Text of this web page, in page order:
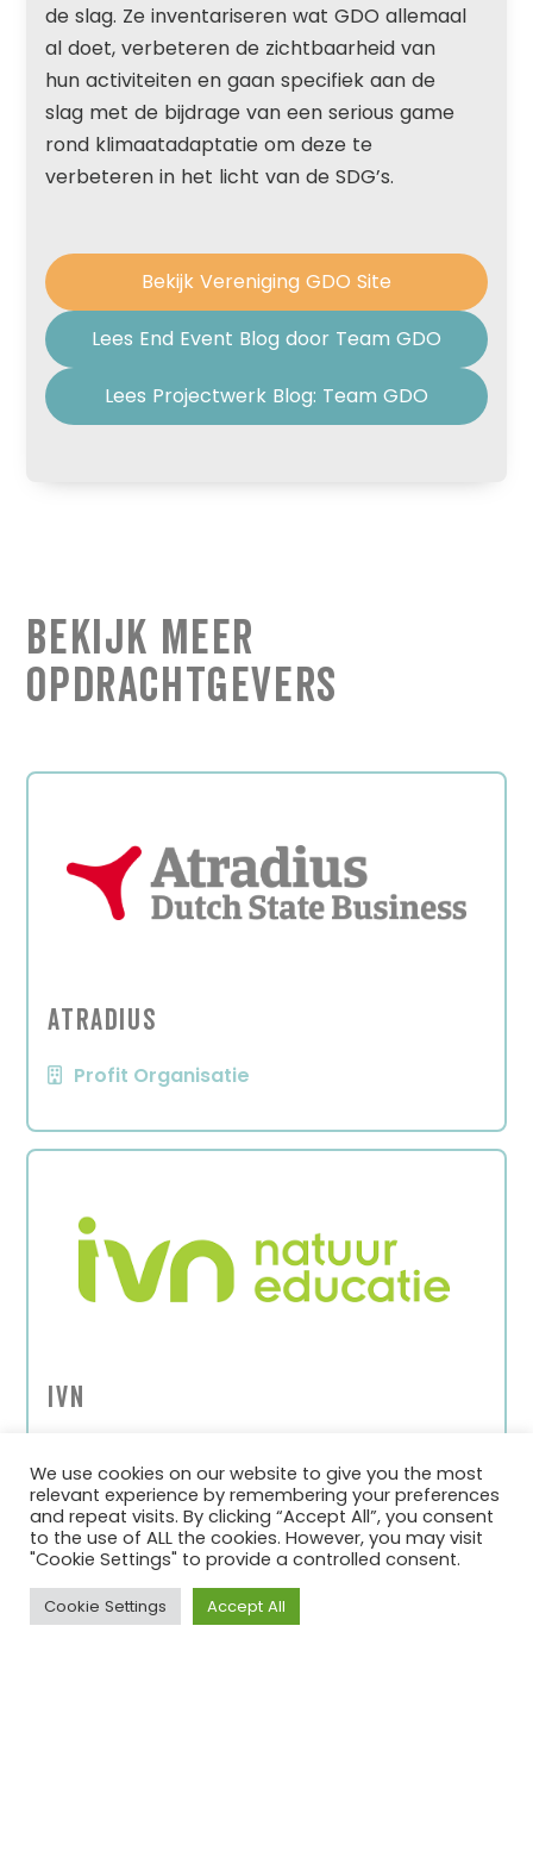
de slag. Ze inventariseren wat GDO allemaal
al doet, verbeteren de zichtbaarheid van
hun activiteiten en gaan specifiek aan de
slag met de bijdrage van een serious game
rond klimaatadaptatie om deze te
verbeteren in het licht van de SDG’s.
Bekijk Vereniging GDO Site
Lees End Event Blog door Team GDO
Lees Projectwerk Blog: Team GDO
Bekijk Meer
Opdrachtgevers
Atradius
Profit Organisatie
IVN
We use cookies on our website to give you the most
relevant experience by remembering your preferences
and repeat visits. By clicking “Accept All”, you consent
to the use of ALL the cookies. However, you may visit
"Cookie Settings" to provide a controlled consent.
Cookie Settings Accept All